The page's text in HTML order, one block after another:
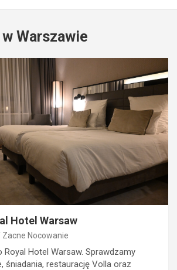
Warszawie
Hotel Warsaw
Zacne Nocowanie
Royal Hotel Warsaw. Sprawdzamy
śniadania, restaurację Volla oraz